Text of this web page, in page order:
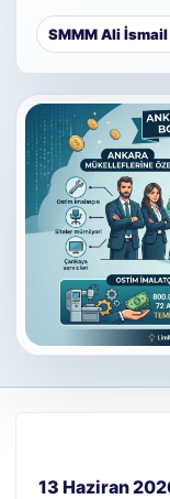
SMMM Ali
13 Haziran